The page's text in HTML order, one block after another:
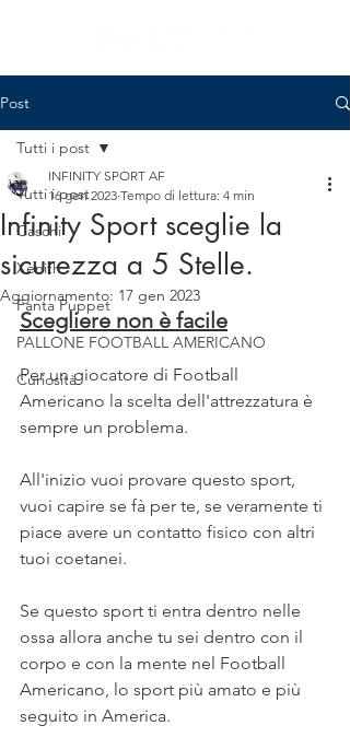
Post
Tutti i post
Caschi
Xenith
Fanta Puppet
PALLONE FOOTBALL AMERICANO
Curiosità
Tutti i post
Infinity Sport sceglie la
sicurezza a 5 Stelle.
INFINITY SPORT AF
16 gen 2023 Tempo di lettura: 4 min
Aggiornamento: 17 gen 2023
Scegliere non è facile
Per un giocatore di Football
Americano la scelta dell'attrezzatura è
sempre un problema.
All'inizio vuoi provare questo sport,
vuoi capire se fà per te, se veramente ti
piace avere un contatto fisico con altri
tuoi coetanei.
Se questo sport ti entra dentro nelle
ossa allora anche tu sei dentro con il
corpo e con la mente nel Football
Americano, lo sport più amato e più
seguito in America.